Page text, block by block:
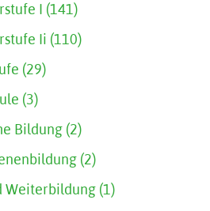
I (141)
Ii (110)
(29)
(3)
Bildung (2)
(2)
Weiterbildung (1)